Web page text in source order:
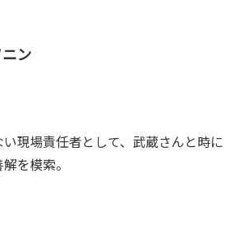
ン
現場責任者として、武蔵さんと時に
を模索。